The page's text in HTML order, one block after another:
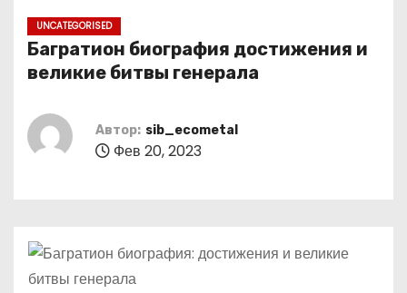
UNCATEGORISED
Багратион биография достижения и
великие битвы генерала
Автор: sib_ecometal
Фев 20, 2023